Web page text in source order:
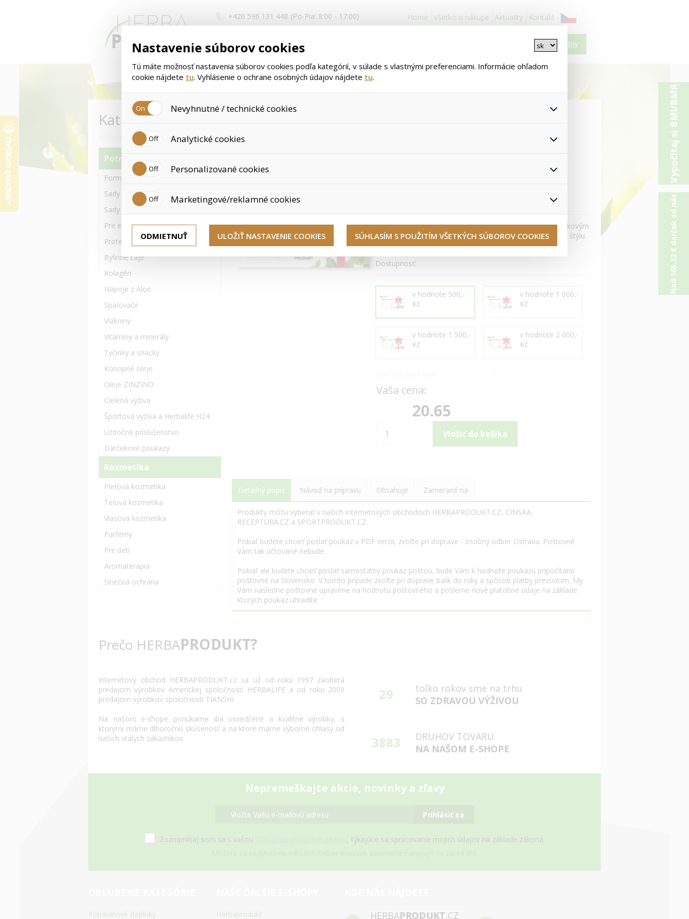
Vypočítaj si BMI/BMR
Nad 165.22 € darček od nás
+420 596 131 448 (Po-Pia: 8:00 - 17:00) Home Všetko o nákupe Aktuality Kontakt
Košík je prázdny
Kategória
Vyberte si kategóriu tovaru
Potravinové doplnky
Formula 1 a iné Výživné koktaily
Sady s Formula 1 koktaily 550g
Sady s Formula 1 koktaily 780g
Pre ešte viac proteínu-bielkovín
Proteínové doplnky
Bylinné čaje
Kolagén
Nápoje z Aloe
Spaľovače
Vlákniny
Vitamíny a minerály
Tyčinky a snacky
Konopné oleje
Oleje ZINZINO
Cielená výživa
Športová výživa a Herbalife H24
Užitočné príslušenstvo
Darčekové poukazy
Kozmetika
Pleťová kozmetika
Telová kozmetika
Vlasová kozmetika
Parfémy
Pre deti
Aromaterapia
Slnečná ochrana
Urobte radosť svojim blízkym a obdarujte ich naším darčekovým
poukazom. Darujete im tak cestu k zdravému živnotnému štýlu.
Dostupnosť:
v hodnote 500,-
Kč
v hodnote 1 000,-
Kč
v hodnote 1 500,-
Kč
v hodnote 2 000,-
Kč
Vaša cena:
20.65
Detailný popis Návod na prípravu Obsahuje Zamerané na
Produkty môžu vyberať v našich internetových obchodoch HERBAPRODUKT.CZ, CINSKA-
RECEPTURA.CZ a SPORTPRODUKT.CZ.
Pokiaľ budete chcieť poslať poukaz v PDF verzii, zvoľte pri doprave - osobný odber Ostrava. Poštovné
Vám tak účtované nebude.
Pokiaľ ale budete chcieť poslať samostatný poukaz poštou, bude Vám k hodnote poukazu pripočítanú
poštovné na Slovensko. V tomto prípade zvoľte pri doprave balík do ruky a spôsob platby prevodom. My
Vám následne poštovné upravíme na hodnotu poštovného a pošleme nové platobné údaje na základe
ktorých poukaz uhradíte.
Prečo HERBAPRODUKT?
Internetový obchod HERBAPRODUKT.cz sa už od roku 1997 zaoberá
predajom výrobkov Americkej spoločnosti HERBALIFE a od roku 2009
predajom výrobkov spoločnosti TIANSHI.
Na našom e-shope ponúkame iba osvedčené a kvalitné výrobky,
s
ktorými máme dlhoročnú skúsenosť a na ktoré máme výborné ohlasy od
našich stálych zákazníkov.
29
toľko rokov sme na trhu
SO ZDRAVOU VÝŽIVOU
3883
DRUHOV TOVARU
NA NAŠOM E-SHOPE
Nepremeškajte akcie, novinky a zľavy
Prihlásiť sa
Zoznámil(a) som sa s vašou
, týkajúce sa spracovania mojich údajov na základe zákona.
Potravinové doplnky Herbaprodukt
HERBAPRODUKT.CZ
Nastavenie súborov cookies
Tú máte možnosť nastavenia súborov cookies podľa kategórií, v súlade s vlastnými preferenciami. Informácie ohľadom
cookie nájdete tu. Vyhlásenie o ochrane osobných údajov nájdete tu.
Nevyhnutné / technické cookies
Používajú sa okrem iného na ukladanie produktov v nákupnom košíku, ovládanie filtrov a taktiež nastavenie súhlasu s
používaním cookies. Pre tieto cookies nie je potrebný Váš súhlas a nie je možné ho ani odstrániť.
Analytické cookies
sa už nejedná o osobné údaje, pretože anonymizované cookies nemožno priradiť konkrétnemu používateľovi. Preto
nedokážeme zistiť navštívené odkazy, prehliadaný tovar a pod.
Personalizované cookies
nákupné skúsenosti. Vďaka nim môžeme ponuku priamo prispôsobiť vašim preferenciám, čo vám pomôže vyhnúť sa
nevhodným odporúčaniam produktov či iným nedôležitým ponukám.
Marketingové/reklamné cookies
ODMIETNUŤ ULOŽIŤ NASTAVENIE COOKIES SÚHLASÍM S POUŽITÍM VŠETKÝCH SÚBOROV COOKIES